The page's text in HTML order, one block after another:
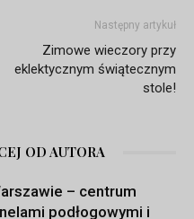
Następny artykuł
Zimowe wieczory przy
eklektycznym świątecznym
stole!
OD AUTORA
– centrum
podłogowymi i